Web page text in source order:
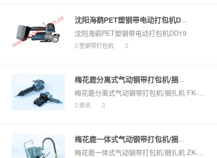
沈阳海鹞PET塑钢带电动打包机DD19
沈阳海鹞PET塑钢带电动打包机DD19
塑钢带打包机
梅花鹿分离式气动钢带打包机/捆扎机...
梅花鹿分离式气动钢带打包机/捆扎机 FK-32A
资讯
梅花鹿一体式气动钢带打包机/捆扎机...
梅花鹿一体式气动钢带打包机/捆扎机 ZK-19/32